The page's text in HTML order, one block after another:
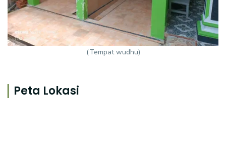
(Tempat wudhu)
Peta Lokasi